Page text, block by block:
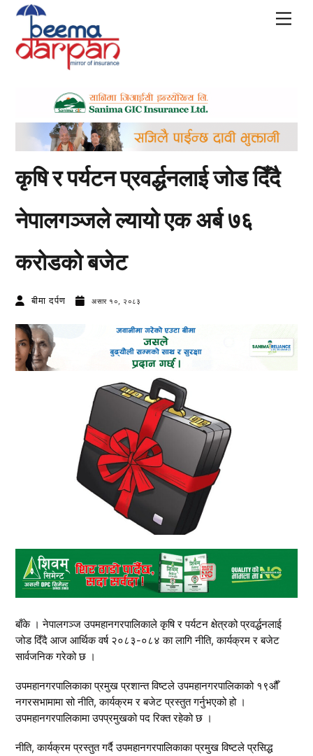
Skip
content
कृषि र पर्यटन प्रवर्द्धनलाई जोड दिँदै
नेपालगञ्जले ल्यायो एक अर्ब ७६
करोडको बजेट
बीमा दर्पण असार १०, २०८३
बाँके । नेपालगञ्ज उपमहानगरपालिकाले कृषि र पर्यटन क्षेत्रको प्रवर्द्धनलाई
जोड दिँदै आज आर्थिक वर्ष २०८३-०८४ का लागि नीति, कार्यक्रम र बजेट
सार्वजनिक गरेको छ ।
उपमहानगरपालिकाका प्रमुख प्रशान्त विष्टले उपमहानगरपालिकाको १९औँ
नगरसभामामा सो नीति, कार्यक्रम र बजेट प्रस्तुत गर्नुभएको हो ।
उपमहानगरपालिकामा उपप्रमुखको पद रिक्त रहेको छ ।
नीति, कार्यक्रम प्रस्तुत गर्दै उपमहानगरपालिकाका प्रमुख विष्टले प्रसिद्ध